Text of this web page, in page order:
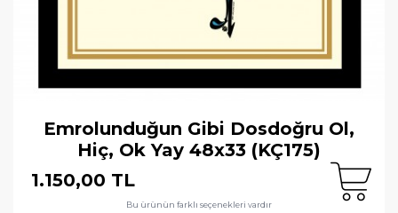
Emrolunduğun Gibi Dosdoğru Ol,
Hiç, Ok Yay 48x33 (KÇ175)
1.150,00 TL
Bu ürünün farklı seçenekleri vardır